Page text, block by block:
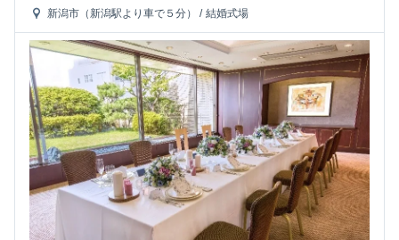
新潟市（新潟駅より車で５分） / 結婚式場